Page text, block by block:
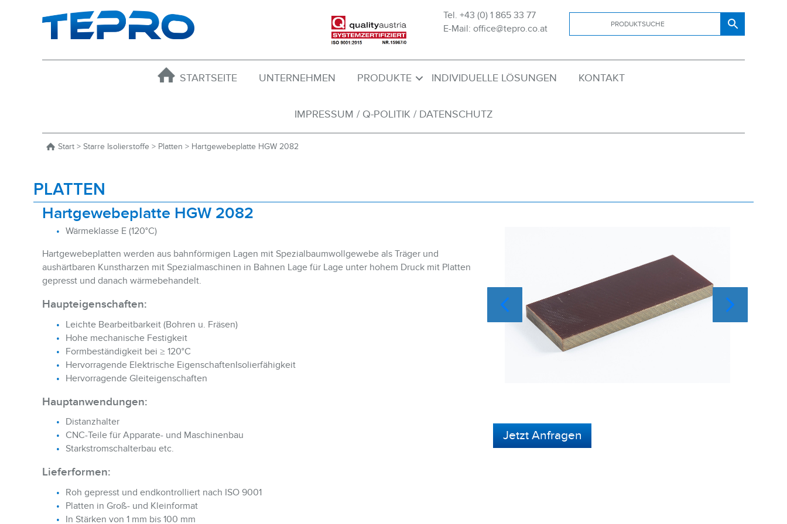
Tel. +43 (0) 1 865 33 77
E-Mail: office@tepro.co.at
STARTSEITE UNTERNEHMEN PRODUKTE INDIVIDUELLE LÖSUNGEN KONTAKT
IMPRESSUM / Q-POLITIK / DATENSCHUTZ
Start> Starre Isolierstoffe> Platten > Hartgewebeplatte HGW 2082
PLATTEN
Hartgewebeplatte HGW 2082
Wärmeklasse E (120°C)
Hartgewebeplatten werden aus bahnförmigen Lagen mit Spezialbaumwollgewebe als Träger und
aushärtbaren Kunstharzen mit Spezialmaschinen in Bahnen Lage für Lage unter hohem Druck mit Platten
gepresst und danach wärmebehandelt.
Haupteigenschaften:
Leichte Bearbeitbarkeit (Bohren u. Fräsen)
Hohe mechanische Festigkeit
Formbeständigkeit bei ≥ 120°C
Hervorragende Elektrische EigenschaftenIsolierfähigkeit
Hervorragende Gleiteigenschaften
Hauptanwendungen:
Distanzhalter
CNC-Teile für Apparate- und Maschinenbau
Starkstromschalterbau etc.
Lieferformen:
Roh gepresst und endkontrolliert nach ISO 9001
Platten in Groß- und Kleinformat
In Stärken von 1 mm bis 100 mm
Jetzt Anfragen